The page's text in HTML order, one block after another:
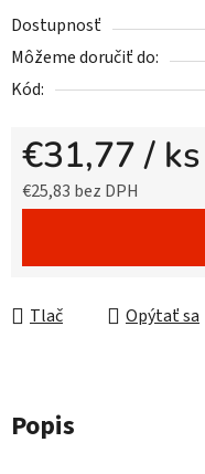
Dostupnosť
Môžeme doručiť do:
Kód:
€31,77/ ks
€25,83 bez DPH
Tlač Opýtať sa
Popis